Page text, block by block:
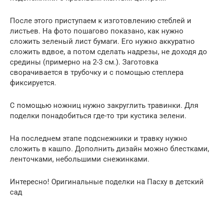
После этого приступаем к изготовлению стеблей и
листьев. На фото пошагово показано, как нужно
сложить зеленый лист бумаги. Его нужно аккуратно
сложить вдвое, а потом сделать надрезы, не доходя до
средины (примерно на 2-3 см.). Заготовка
сворачивается в трубочку и с помощью степлера
фиксируется.
С помощью ножниц нужно закруглить травинки. Для
поделки понадобиться где-то три кустика зелени.
На последнем этапе подснежники и травку нужно
сложить в кашпо. Дополнить дизайн можно блестками,
ленточками, небольшими снежинками.
Интересно! Оригинальные поделки на Пасху в детский
сад